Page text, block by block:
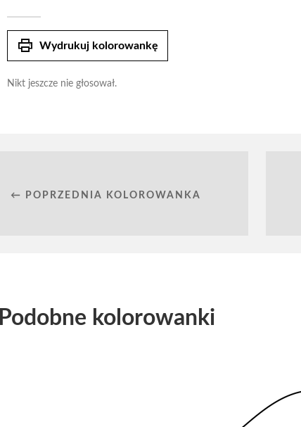
print Wydrukuj kolorowankę
Nikt jeszcze nie głosował.
← POPRZEDNIA KOLOROWANKA
Podobne kolorowanki